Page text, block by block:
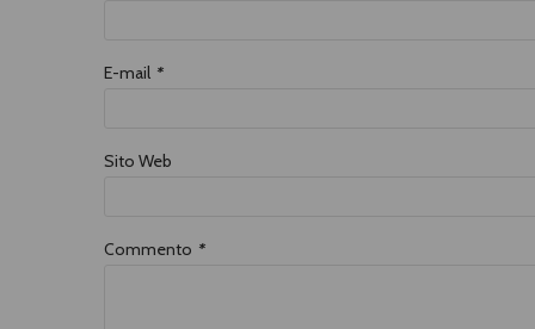
E-mail *
Sito Web
Commento *